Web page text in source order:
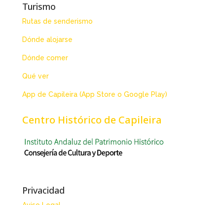
Turismo
Rutas de senderismo
Dónde alojarse
Dónde comer
Qué ver
App de Capileira (App Store o Google Play)
Centro Histórico de Capileira
Privacidad